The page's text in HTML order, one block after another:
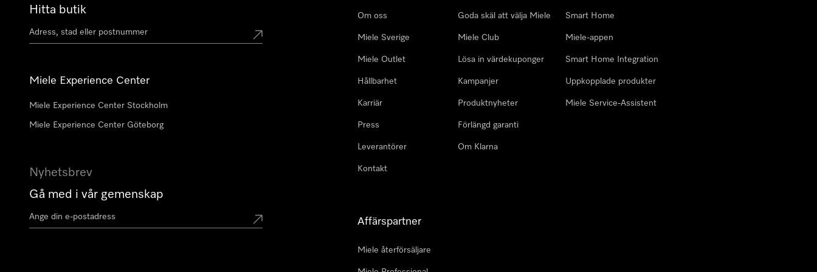
Hitta butik
Miele Experience Center
Miele Experience Center Stockholm
Miele Experience Center Göteborg
Nyhetsbrev
Gå med i vår gemenskap
Om oss
Miele Sverige
Miele Outlet
Hållbarhet
Karriär
Press
Leverantörer
Kontakt
Goda skäl att välja Miele
Miele Club
Lösa in värdekuponger
Kampanjer
Produktnyheter
Förlängd garanti
Om Klarna
Smart Home
Miele-appen
Smart Home Integration
Uppkopplade produkter
Miele Service-Assistent
Affärspartner
Miele återförsäljare